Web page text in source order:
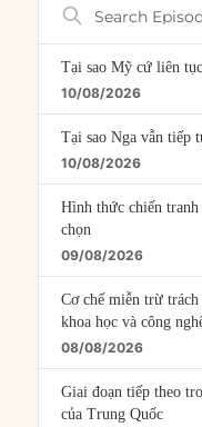
Episodes
Tại sao Mỹ cứ liên
10/08/2026
Tại sao Nga vẫn tiếp
10/08/2026
Hình thức chiến
chọn
09/08/2026
Cơ chế miễn trừ
khoa học và công
08/08/2026
Giai đoạn tiếp theo
của Trung Quốc